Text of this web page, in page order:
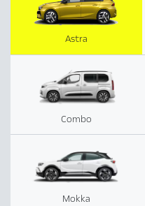
Combo
Astra
Mokka